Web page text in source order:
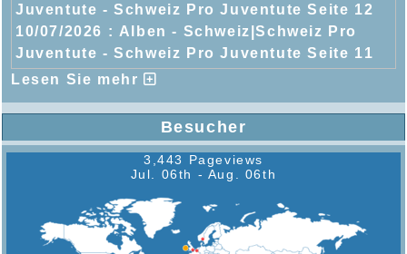
Juventute - Schweiz Pro Juventute Seite 12
10/07/2026 : Alben - Schweiz|Schweiz Pro
Juventute - Schweiz Pro Juventute Seite 11
Lesen Sie mehr
Besucher
3,443 Pageviews
Jul. 06th - Aug. 06th